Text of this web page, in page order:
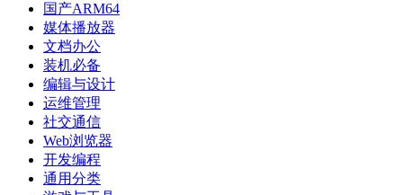
国产ARM64
媒体播放器
文档办公
装机必备
编辑与设计
运维管理
社交通信
Web浏览器
开发编程
通用分类